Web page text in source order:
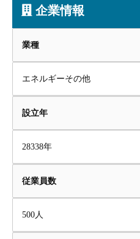
企業情報
業種
エネルギーその他
設立年
28338年
従業員数
500人